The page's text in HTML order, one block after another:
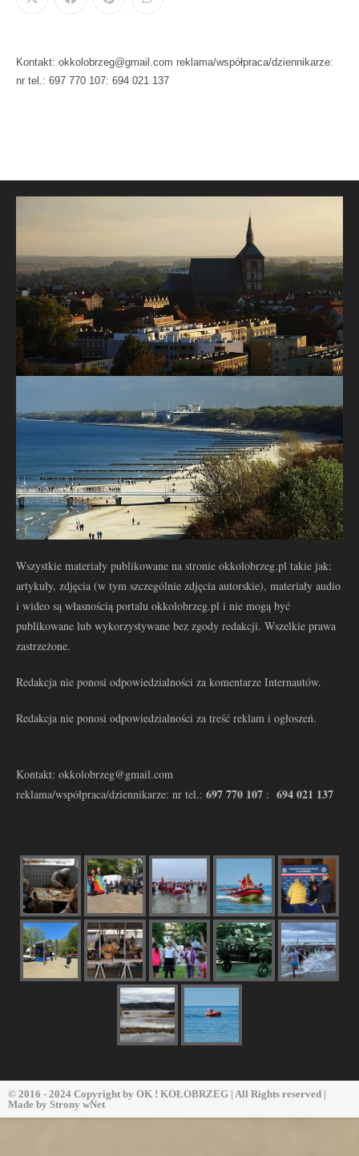
Kontakt: okkolobrzeg@gmail.com reklama/współpraca/dziennikarze:
nr tel.: 697 770 107: 694 021 137
Wszystkie materiały publikowane na stronie okkolobrzeg.pl takie jak:
artykuły, zdjęcia (w tym szczególnie zdjęcia autorskie), materiały audio
i wideo są własnością portalu okkolobrzeg.pl i nie mogą być
publikowane lub wykorzystywane bez zgody redakcji. Wszelkie prawa
zastrzeżone.
Redakcja nie ponosi odpowiedzialności za komentarze Internautów.
Redakcja nie ponosi odpowiedzialności za treść reklam i ogłoszeń.
Kontakt: okkolobrzeg@gmail.com
reklama/współpraca/dziennikarze: nr tel.: 697 770 107 : 694 021 137
© 2016 - 2024 Copyright by OK ! KOŁOBRZEG | All Rights reserved |
Made by Strony wNet